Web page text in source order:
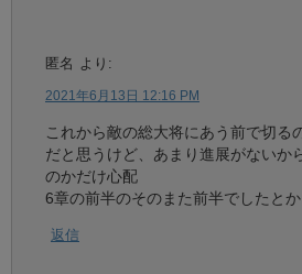
匿名 より:
2021年6月13日 12:16 PM
これから敵の総大将にあう前で切る
だと思うけど、あまり進展がないか
のかだけ心配
6章の前半のそのまた前半でしたと
返信